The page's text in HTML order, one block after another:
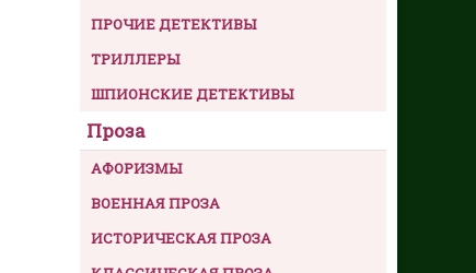
ПРОЧИЕ ДЕТЕКТИВЫ
ТРИЛЛЕРЫ
ШПИОНСКИЕ ДЕТЕКТИВЫ
Проза
АФОРИЗМЫ
ВОЕННАЯ ПРОЗА
ИСТОРИЧЕСКАЯ ПРОЗА